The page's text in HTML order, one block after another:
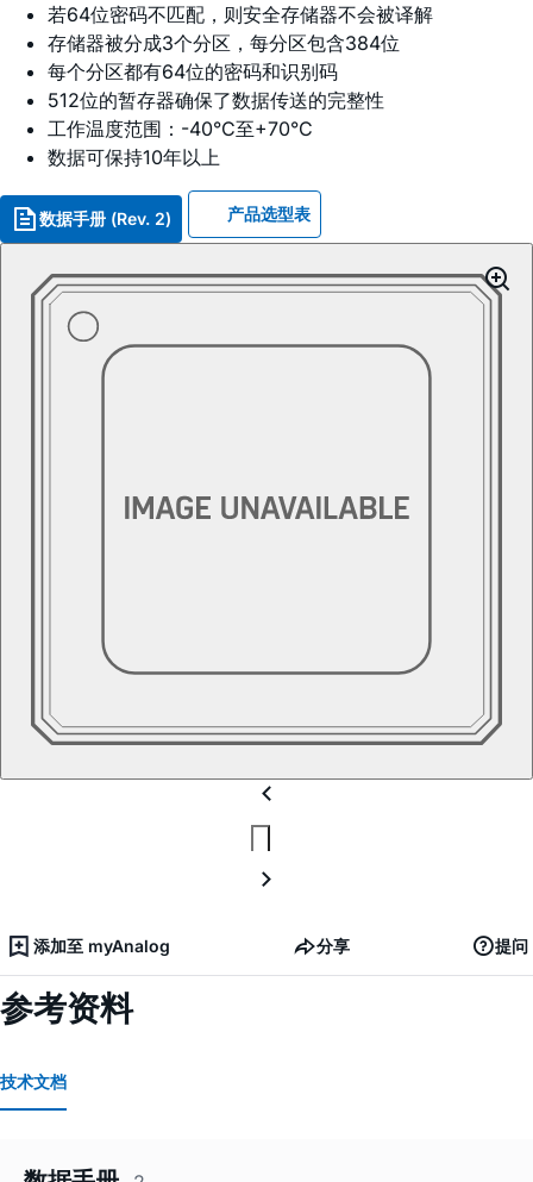
若64位密码不匹配，则安全存储器不会被译解
存储器被分成3个分区，每分区包含384位
每个分区都有64位的密码和识别码
512位的暂存器确保了数据传送的完整性
工作温度范围：-40°C至+70°C
数据可保持10年以上
数据手册 (Rev. 2) 产品选型表
添加至 myAnalog 分享 提问
参考资料
技术文档